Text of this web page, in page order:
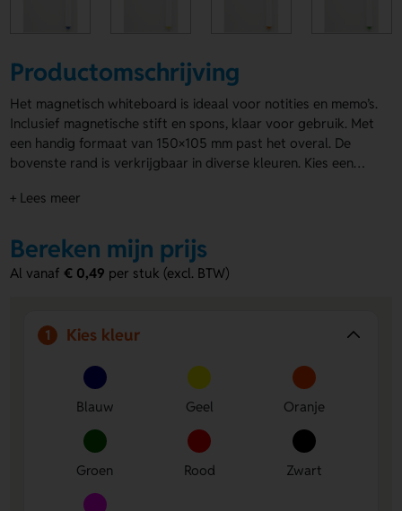
Productomschrijving
Het magnetisch whiteboard is ideaal voor notities en memo’s.
Inclusief magnetische stift en spons, klaar voor gebruik. Met
een handig formaat van 150×105 mm past het overal. De
bovenste rand is verkrijgbaar in diverse kleuren. Kies een
personaliseren met een logo, naam, slogan of eigen ontwerp.
jouw merk onder de aandacht te brengen.
+ Lees meer
Bereken mijn prijs
Al vanaf€ 0,49 per stuk (excl. BTW)
1 Kies kleur
Blauw Geel Oranje
Groen Rood Zwart